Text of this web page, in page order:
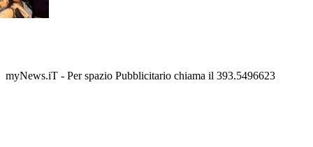
myNews.iT - Per spazio Pubblicitario chiama il 393.5496623